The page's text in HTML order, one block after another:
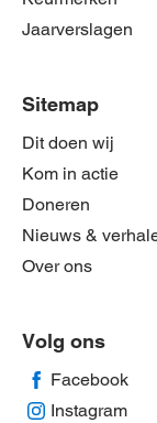
Jaarverslagen
Sitemap
Dit doen wij
Kom in actie
Doneren
Nieuws &
Over ons
Volg ons
Facebook
Instagram